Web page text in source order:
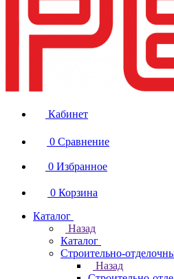
Кабинет
0 Сравнение
0 Избранное
0 Корзина
Каталог
Назад
Каталог
Строительно-
Назад